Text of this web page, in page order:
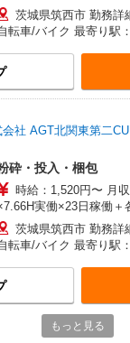
茨城県筑西市 勤務詳
転車/バイク 最寄り駅
社 AGT北関東第二
砕・投入・梱包
時給：1,520円〜 月
実働×23日稼働＋
茨城県筑西市 勤務詳
転車/バイク 最寄り駅
もっと見る